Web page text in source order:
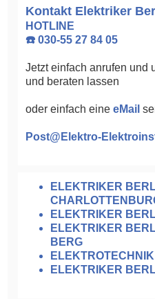
Kontakt Elektriker
HOTLINE
☎️ 030-55 27 84 05
Jetzt einfach anrufen und
und beraten lassen
oder einfach eine eMail
Post@Elektro-
ELEKTRIKER
ELEKTRIKER
ELEKTRIKER
BERG
ELEKTRIKER